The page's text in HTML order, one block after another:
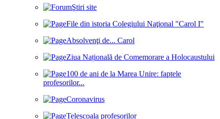
Ştiri site
File din istoria Colegiului Naţional "Carol I"
Absolvenţi de... Carol
Ziua Națională de Comemorare a Holocaustului
100 de ani de la Marea Unire: faptele
profesorilor...
Coronavirus
Teleșcoala profesorilor